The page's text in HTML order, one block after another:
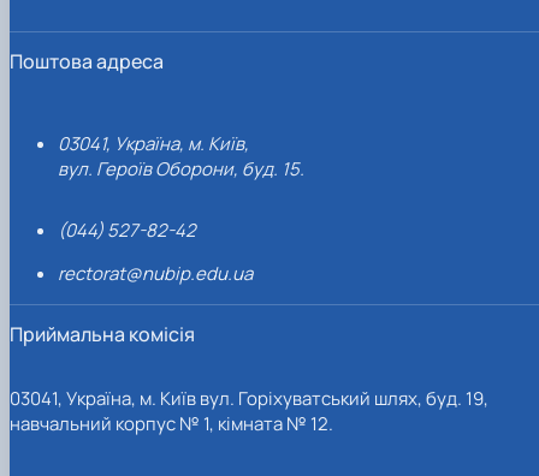
Поштова адреса
03041, Україна, м. Київ,
вул. Героїв Оборони, буд. 15.
(044) 527-82-42
rectorat@nubip.edu.ua
Приймальна комісія
03041, Україна, м. Київ вул. Горіхуватський шлях, буд. 19,
навчальний корпус № 1, кімната № 12.